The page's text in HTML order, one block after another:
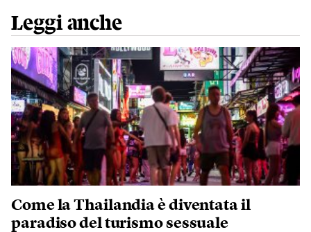
Leggi anche
Come la Thailandia è diventata il
paradiso del turismo sessuale